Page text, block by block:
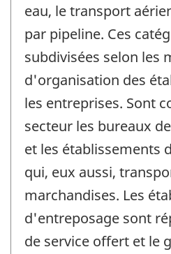
eau, le transport
par pipeline. Ces
subdivisées selon les
d'organisation des
les entreprises. Sont
secteur les bureaux
et les établissements
qui, eux aussi,
marchandises. Les
d'entreposage sont
de service offert et le